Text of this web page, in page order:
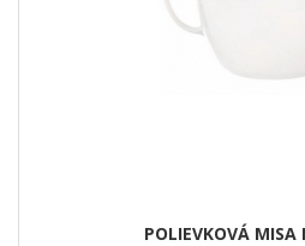
POLIEVKOVÁ